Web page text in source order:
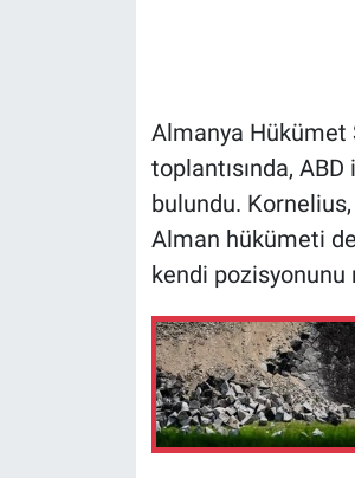
Almanya Hükümet
toplantısında,
bulundu. Kornelius,
Alman hükümeti
kendi
Koronavirüs
Kültür Sanat